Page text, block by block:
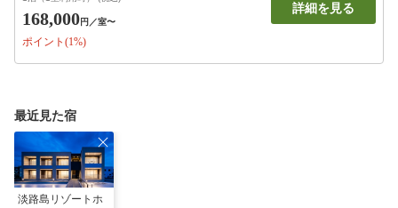
168,000円 ／室〜
ポイント(1%)
詳細を見る
最近見た宿
淡路島リゾートホ